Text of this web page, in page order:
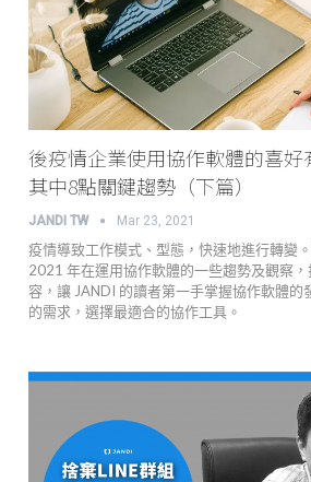
後疫情企業使用協作軟體的喜好
其中8點關鍵趨勢（下篇）
JANDI TW Mar 23, 2021
疫情導致工作模式、型態，快速地進行轉變
2021 年在運用協作軟體的一些趨勢及觀察
容，讓 JANDI 的讀者第一手掌握協作軟體的
的需求，選擇最適合的協作工具。